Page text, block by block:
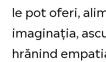
le pot oferi,
imaginația,
hrănind